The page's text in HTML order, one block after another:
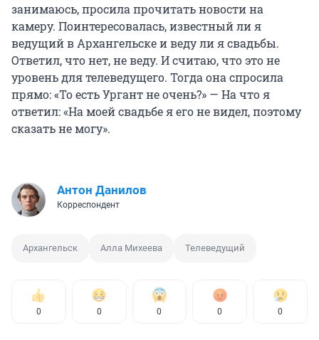
занимаюсь, просила прочитать новости на
камеру. Поинтересовалась, известный ли я
ведущий в Архангельске и веду ли я свадьбы.
Ответил, что нет, не веду. И считаю, что это не
уровень для телеведущего. Тогда она спросила
прямо: «То есть Ургант не очень?» — На что я
ответил: «На моей свадьбе я его не видел, поэтому
сказать не могу».
Антон Данилов
Корреспондент
Архангельск Алла Михеева Телеведущий
0 0 0 0 0